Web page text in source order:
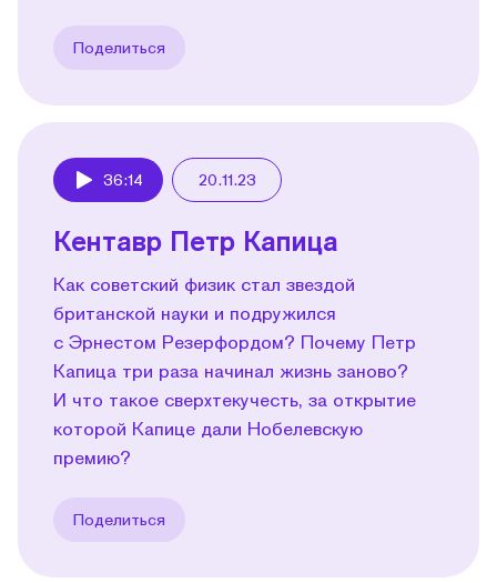
Поделиться
36:14 20.11.23
Кентавр Петр Капица
Как советский физик стал звездой
британской науки и подружился
с Эрнестом Резерфордом? Почему Петр
Капица три раза начинал жизнь заново?
И что такое сверхтекучесть, за открытие
которой Капице дали Нобелевскую
премию?
Поделиться